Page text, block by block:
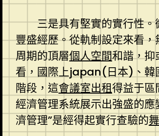
三是具有堅實的實行性
豐盛經歷。從軌制設定來看
周期的頂層個人空間和諧，抑
看，國際上japan(日本)、韓
階段，這會議室出租得益于區
經濟管理系統展示出強盛的
濟管理”是經得起實行查驗的